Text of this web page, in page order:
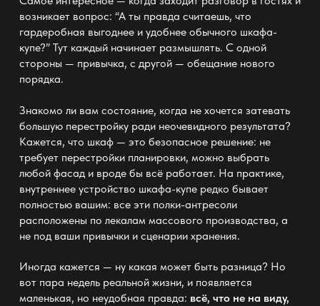
возникает вопрос: “А ты правда считаешь, что
гардеробная выгоднее и удобнее обычного шкафа-
купе?” Тут каждый начинает размышлять. С одной
стороны — привычка, с другой — обещание нового
порядка.
Знакомо ли вам состояние, когда не хочется затевать
большую перестройку ради неочевидного результата?
Кажется, что шкаф — это безопасноерешение: не
требует перестройки планировки, можно выбрать
любой фасад и вроде бы всё работает. На практике,
внутреннее устройство шкафа-купе редко бывает
полностью вашим: все эти полки-антресоли
расположены по лекалам массового производства, а
не под ваши привычки и сценарии хранения.
Иногда кажется — ну какая может быть разница? Но
вот пара недель реальной жизни, и появляется
маленькая, но неудобная правда: всё, что не на виду,